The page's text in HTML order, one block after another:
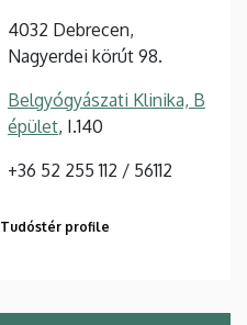
4032 Debrecen,
Nagyerdei körút 98.
Belgyógyászati Klinika, B
épület, I.140
+36 52 255 112 / 56112
Tudóstér profile